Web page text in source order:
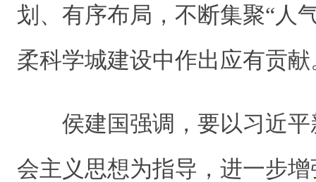
划、有序布局，不断集聚“人
柔科学城建设中作出应有贡献
侯建国强调，要以习近
会主义思想为指导，进一步增